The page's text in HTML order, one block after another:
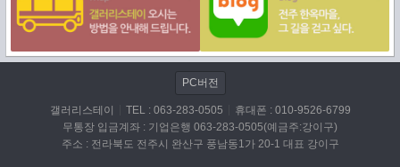
PC버전
갤러리스테이 TEL : 063-283-0505
휴대폰 : 010-9526-6799
무통장 입금계좌 : 기업은행 063-283-0505(예금주:강이구)
주소 : 전라북도 전주시 완산구 풍남동1가 20-1 대표 강이구